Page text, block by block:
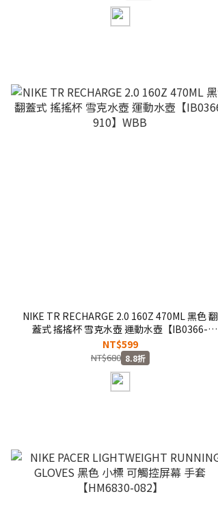
NIKE TR RECHARGE 2.0 160Z 470ML 黑色 翻
蓋式 搖搖杯 雪克水壺 運動水壺【IB0366-
910】WBB
NT$599
NT$680 8.8折